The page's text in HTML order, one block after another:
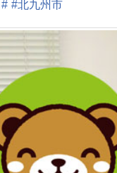
# #北九州市